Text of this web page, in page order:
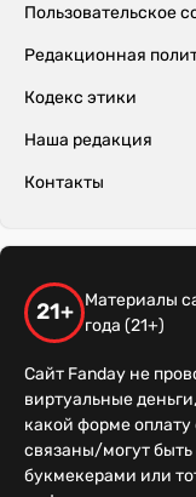
Пользовательское
Редакционная
Кодекс этики
Наша редакция
Контакты
21+
Материалы
года (21+)
Сайт Fanday не
виртуальные
какой форме
связаны/могут
букмекерами или